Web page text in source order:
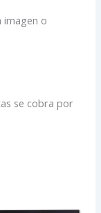
imagen o
se cobra por